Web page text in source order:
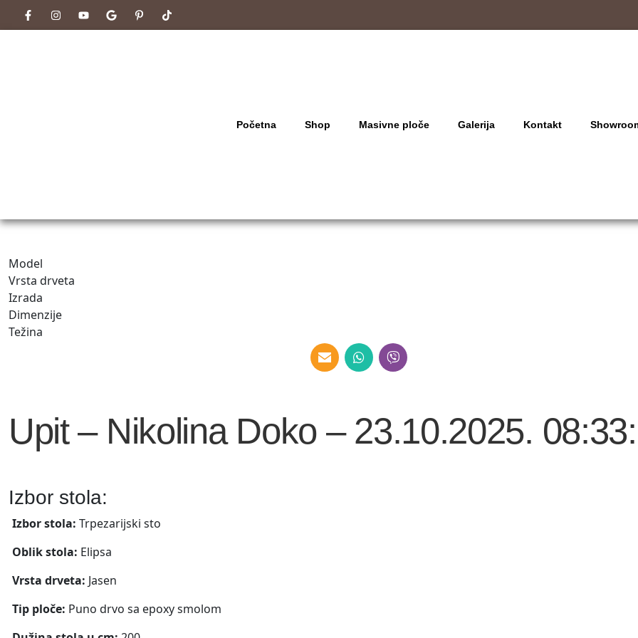
Početna Shop Masivne ploče Galerija Kontakt
Model
Vrsta drveta
Izrada
Dimenzije
Težina
Upit – Nikolina Doko – 23.10.2025.
Izbor stola:
Izbor stola: Trpezarijski sto
Oblik stola: Elipsa
Vrsta drveta: Jasen
Tip ploče: Puno drvo sa epoxy smolom